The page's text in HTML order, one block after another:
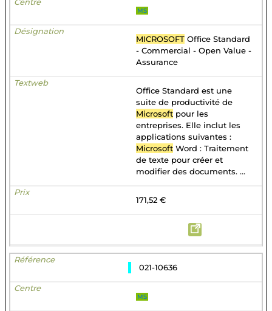
MS
MICROSOFT Office Standard
- Commercial - Open Value -
Assurance
Office Standard est une
suite de productivité de
Microsoft pour les
entreprises. Elle inclut les
applications suivantes :
Microsoft Word : Traitement
de texte pour créer et
modifier des documents. ...
171,52 €
021-10636
MS